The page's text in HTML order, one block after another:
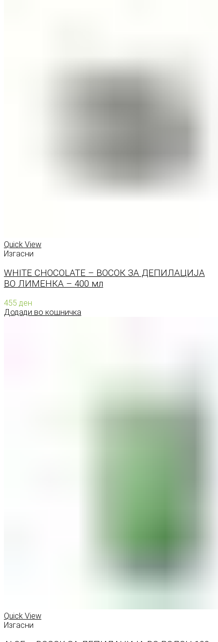
Quick View
Изгасни
WHITE CHOCOLATE – ВОСОК ЗА ДЕПИЛАЦИЈА
ВО ЛИМЕНКА – 400 мл
455 ден
Додади во кошничка
Quick View
Изгасни